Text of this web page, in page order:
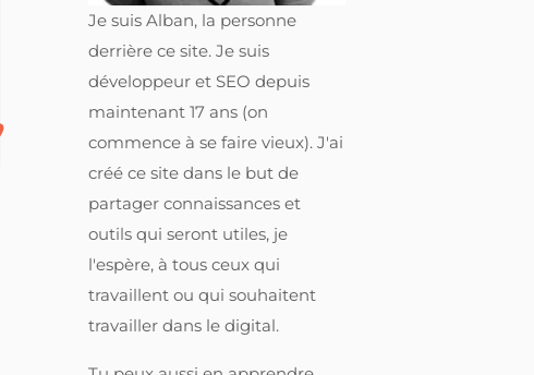
Je suis Alban, la personne
derrière ce site. Je suis
développeur et SEO depuis
maintenant 17 ans (on
commence à se faire vieux). J'ai
créé ce site dans le but de
partager connaissances et
outils qui seront utiles, je
l'espère, à tous ceux qui
travaillent ou qui souhaitent
travailler dans le digital.